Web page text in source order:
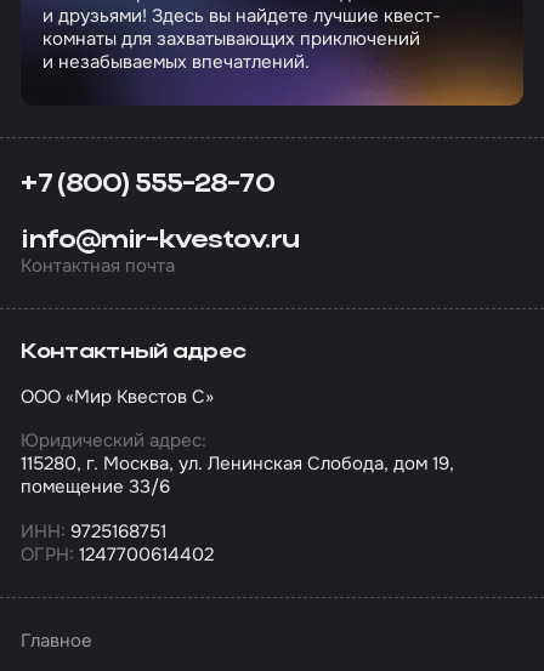
и друзьями! Здесь вы найдете лучшие квест-
комнаты для захватывающих приключений
и незабываемых впечатлений.
+7 (800) 555-28-70
info@mir-kvestov.ru
Контактная почта
Контактный адрес
ООО «Мир Квестов С»
Юридический адрес:
115280, г. Москва, ул. Ленинская Слобода, дом 19,
помещение 33/6
ИНН: 9725168751
ОГРН: 1247700614402
Главное